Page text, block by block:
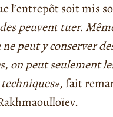
l’entrepôt soit mis
peuvent tuer.
peut y conserver
on peut seulement
, fait